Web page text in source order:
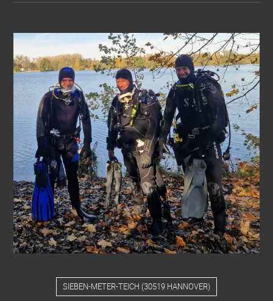
SIEBEN-METER-TEICH (30519 HANNOVER)